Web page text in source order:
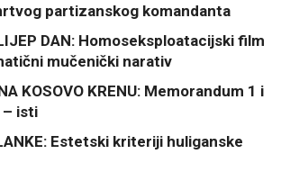
partizanskog komandanta
DAN: Homoseksploatacijski film
mučenički narativ
KOSOVO KRENU: Memorandum 1 i
– isti
Estetski kriteriji huliganske